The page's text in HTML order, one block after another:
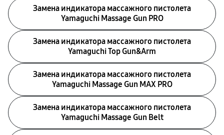
Замена индикатора массажного пистолета
Yamaguchi Massage Gun PRO
Замена индикатора массажного пистолета
Yamaguchi Top Gun&Arm
Замена индикатора массажного пистолета
Yamaguchi Massage Gun MAX PRO
Замена индикатора массажного пистолета
Yamaguchi Massage Gun Belt